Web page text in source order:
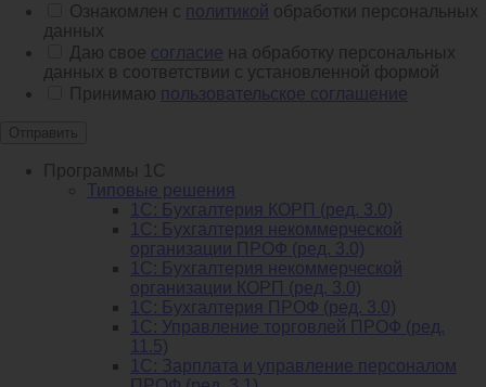
Ознакомлен с политикой обработки персональных
данных
Даю свое согласие на обработку персональных
данных в соответствии с установленной формой
Принимаю пользовательское соглашение
Отправить
Программы 1С
Типовые решения
1C: Бухгалтерия КОРП (ред. 3.0)
1С: Бухгалтерия некоммерческой
организации ПРОФ (ред. 3.0)
1С: Бухгалтерия некоммерческой
организации КОРП (ред. 3.0)
1C: Бухгалтерия ПРОФ (ред. 3.0)
1C: Управление торговлей ПРОФ (ред.
11.5)
1C: Зарплата и управление персоналом